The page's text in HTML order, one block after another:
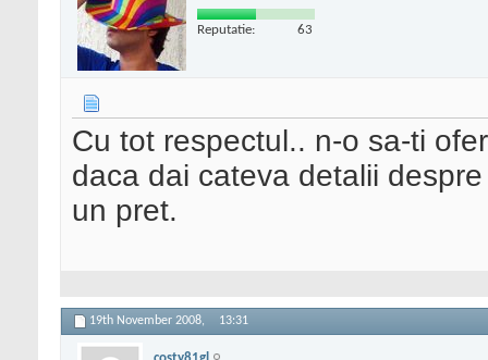
Reputatie: 63
Cu tot respectul.. n-o sa-ti
daca dai cateva detalii
un pret.
19th November 2008, 13:31